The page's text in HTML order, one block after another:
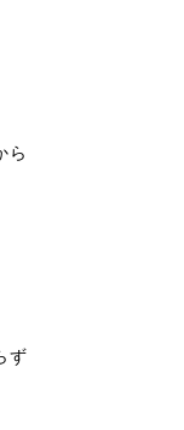
ら
ず